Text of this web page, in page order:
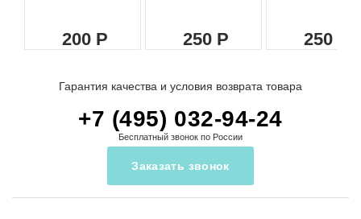
200 250 250
Гарантия качества и условия возврата товара
+7 (495) 032-94-24
Бесплатный звонок по России
Заказать звонок